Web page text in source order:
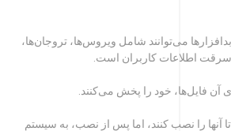
می‌توانند شامل ویروس‌ها، تروجان‌ها،
سرقت اطلاعات کاربران است.
آن فایل‌ها، خود را پخش می‌کنند.
آنها را نصب کنند، اما پس از نصب، به سیستم